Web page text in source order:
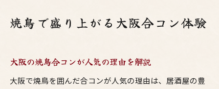
梅田の居酒屋で外さない鳥料理の選び方
アクセス抜群な梅田の居酒屋事情
鳥料理と焼鳥で女子ウケを狙う夜
焼鳥で盛り上がる大阪合コン体験
大阪の焼鳥合コンが人気の理由を解説
大阪で焼鳥を囲んだ合コンが人気の理由は、居酒屋の豊